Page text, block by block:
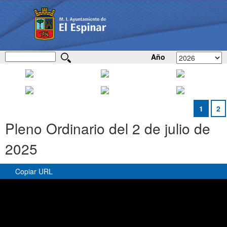
Año
2
1
Pleno Ordinario del 2 de julio de
2025
Copiar URL